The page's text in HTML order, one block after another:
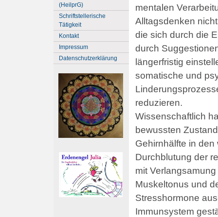
(HeilprG)
Schriftstellerische
Tätigkeit
Kontakt
Impressum
Datenschutzerklärung
mentalen
Alltagsdenken
die sich durch die
durch
längerfristig
somatische und
reduzieren.
Wissenschaftlich
bewussten
Gehirnhälfte in
Durchblutung der
mit
Muskeltonus und
Stresshormone
Immunsystem